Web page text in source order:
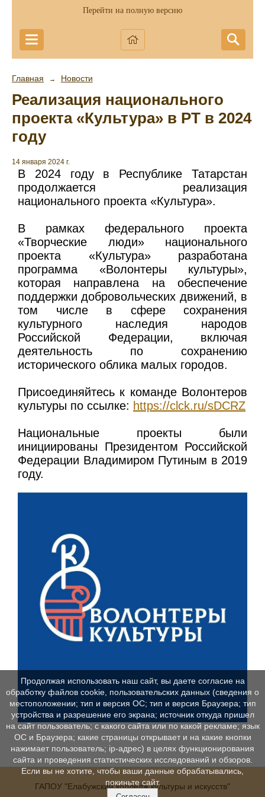
Перейти на полную версию
Главная → Новости
Реализация национального
проекта «Культура» в РТ в 2024
году
14 января 2024 г.
В 2024 году в Республике Татарстан
продолжается реализация
национального проекта «Культура».
В рамках федерального проекта
«Творческие люди» национального
проекта «Культура» разработана
программа «Волонтеры культуры»,
которая направлена на обеспечение
поддержки добровольческих движений, в
том числе в сфере сохранения
культурного наследия народов
Российской Федерации, включая
деятельность по сохранению
исторического облика малых городов.
Присоединяйтесь к команде Волонтеров
культуры по ссылке: https://clck.ru/sDCRZ
Национальные проекты были
инициированы Президентом Российской
Федерации Владимиром Путиным в 2019
году.
ГАПОУ "Елабужский колледж культуры и искусств"
Продолжая использовать наш сайт, вы даете согласие на
обработку файлов cookie, пользовательских данных (сведения о
местоположении; тип и версия ОС; тип и версия Браузера; тип
устройства и разрешение его экрана; источник откуда пришел
на сайт пользователь; с какого сайта или по какой рекламе; язык
ОС и Браузера; какие страницы открывает и на какие кнопки
нажимает пользователь; ip-адрес) в целях функционирования
сайта и проведения статистических исследований и обзоров.
Если вы не хотите, чтобы ваши данные обрабатывались,
покиньте сайт.